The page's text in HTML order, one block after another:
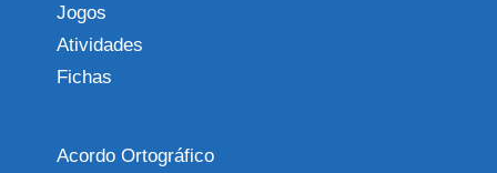
Jogos
Atividades
Fichas
Acordo Ortográfico